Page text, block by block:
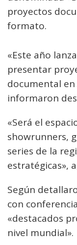
proyectos
formato.
«Este año
presentar
documental
informaron
«Será el
showrunners,
series de la
estratégicas»,
Según
con
«destacados
nivel mundial».